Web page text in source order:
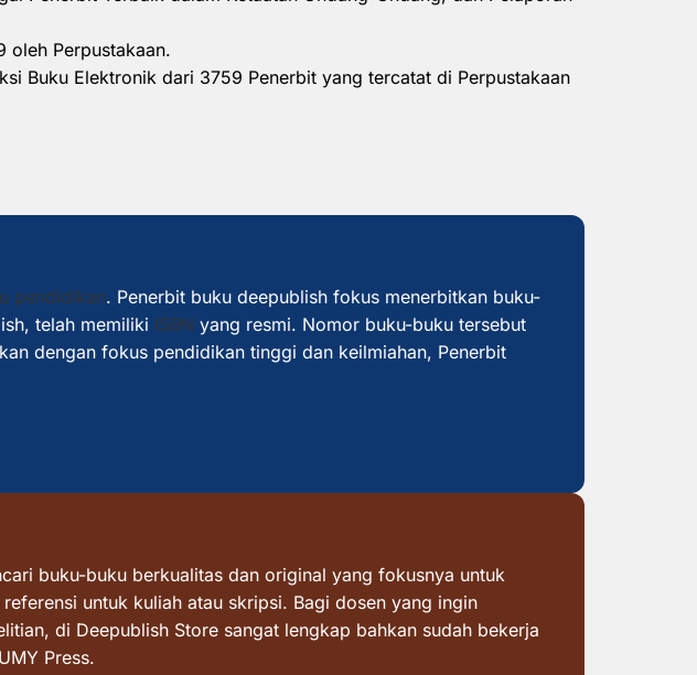
oleh Perpustakaan.
Buku Elektronik dari 3759 Penerbit yang tercatat di Perpustakaan
pendidikan. Penerbit buku deepublish fokus menerbitkan buku-
telah memiliki ISBN yang resmi. Nomor buku-buku tersebut
dengan fokus pendidikan tinggi dan keilmiahan, Penerbit
buku-buku berkualitas dan original yang fokusnya untuk
untuk kuliah atau skripsi. Bagi dosen yang ingin
di Deepublish Store sangat lengkap bahkan sudah bekerja
Press.